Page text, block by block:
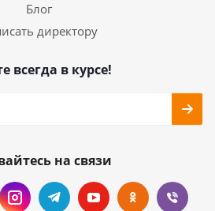
Блог
директору
всегда в курсе!
на связи